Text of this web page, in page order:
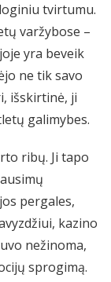
tvirtumu.
varžybose –
yra beveik
ne tik savo
išskirtinė, ji
galimybes.
ribų. Ji tapo
pergales,
kazino
nežinoma,
sprogimą.